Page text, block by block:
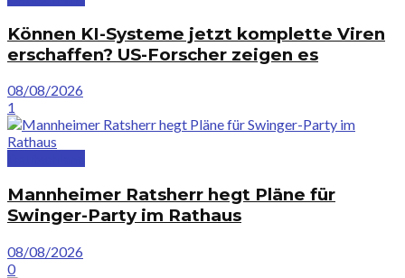
Können KI-Systeme jetzt komplette Viren
erschaffen? US-Forscher zeigen es
08/08/2026
1
Mannheimer Ratsherr hegt Pläne für
Swinger-Party im Rathaus
08/08/2026
0